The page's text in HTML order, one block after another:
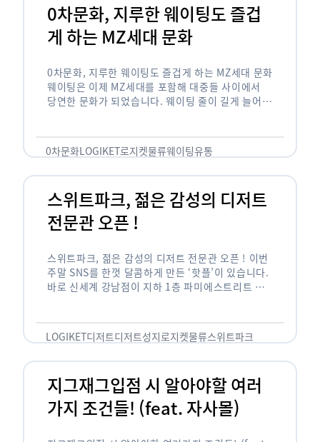
0차문화, 지루한 웨이팅도 즐겁
게 하는 MZ세대 문화
0차문화, 지루한 웨이팅도 즐겁게 하는 MZ세대 문화
웨이팅은 이제 MZ세대를 포함해 대중들 사이에서
당연한 문화가 되었습니다. 웨이팅 줄이 길게 늘어서
0차문화LOGIKET로지켓물류웨이팅유통
스위트파크, 젊은 감성의 디저트
전문관 오픈 !
스위트파크, 젊은 감성의 디저트 전문관 오픈 ! 이번
주말 SNS를 한껏 달콤하게 만든 ‘핫플’이 있습니다.
바로 신세계 강남점이 지하 1층 파미에스트리트 분
LOGIKET디저트디저트성지로지켓물류스위트파크
지그재그입점 시 알아야할 여러
가지 조건들! (feat. 자사몰)